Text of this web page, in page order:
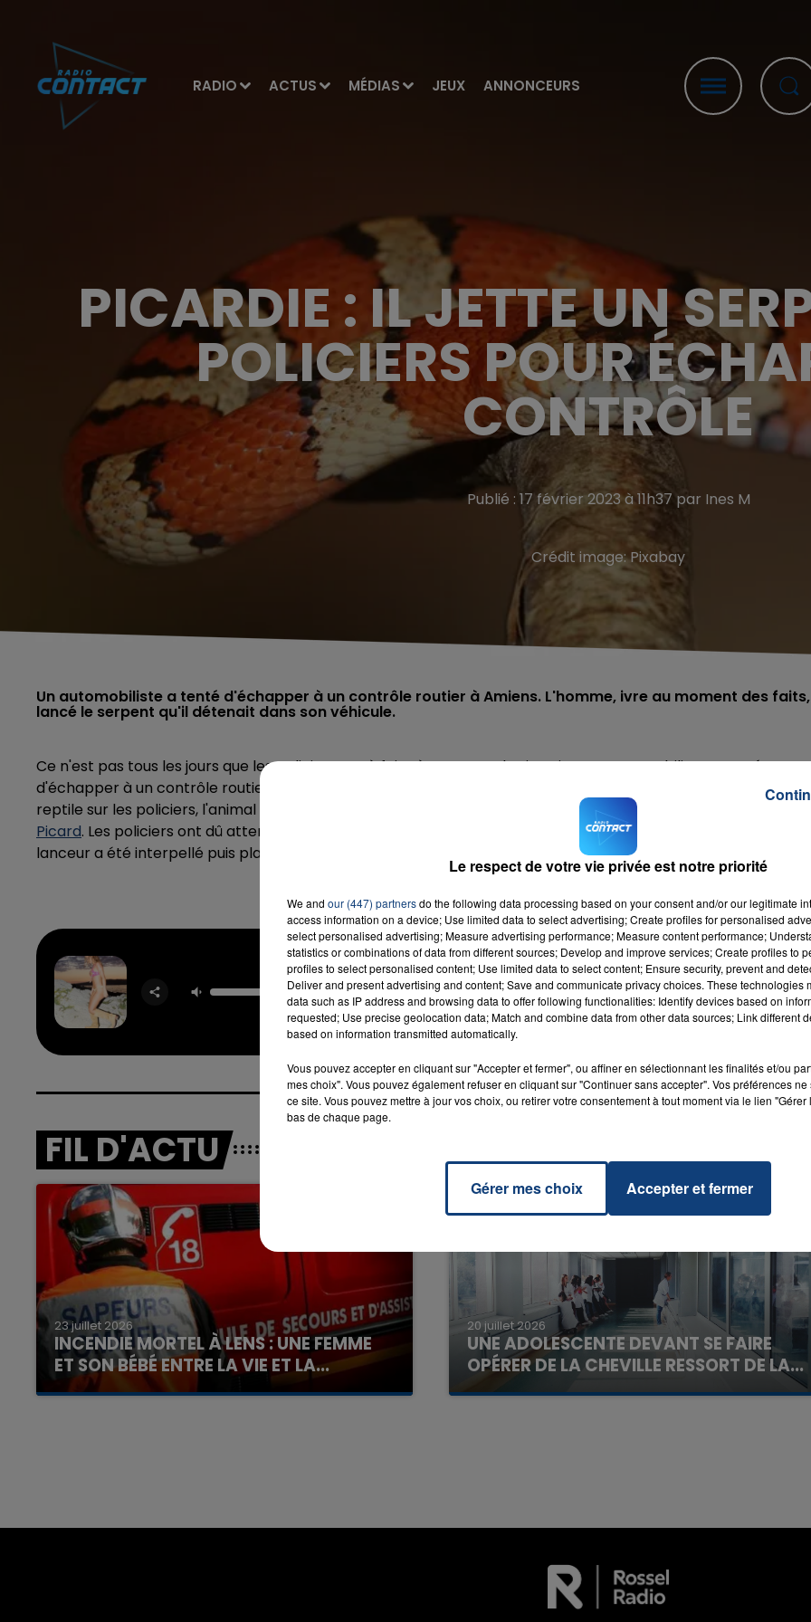
RADIO ACTUS MÉDIAS JEUX ANNONCEURS
PICARDIE : IL JETTE UN
POLICIERS POUR
CONTRÔLE
Publié : 17 février 2023 à 11h37 par Ines M
Crédit image:Pixabay
Un automobiliste a tenté d'échapper à un contrôle routier à Amiens. L'homme, ivre au moment des
lancé le serpent qu'il détenait dans son véhicule.
Ce n'est pas tous les jours que les policiers ont à faire à ce genre de situation. Un automobiliste a tenté
d'échapper à un contrôle routier, vendredi 10 février, route de Paris à Amiens. L'homme était ivre et a lancé
reptile sur les policiers, l'animal a atterri dans le véhicule des fonctionnaires, comme le
Picard. Les policiers ont dû attendre l’arrivée des pompiers pour accéder à leur véhicule. Le conducteur-
lanceur a été interpellé puis placé en garde à vue. On ne sait pas s'il y a eu poursuite judiciaire.
Sur La Piste
EVA
RADIO CONTACT
FIL D'ACTU
23 juillet 2026
INCENDIE MORTEL À LENS : UNE FEMME
ET SON BÉBÉ ENTRE LA VIE ET LA...
Un homme s'est immolé par le feu après avoir
20 juillet 2026
UNE ADOLESCENTE DEVANT SE FAIRE
OPÉRER DE LA CHEVILLE RESSORT DE LA...
La famille a porté plainte contre la clinique qui a
Le respect de votre vie privée est notre priorité
We and our (447) partnersdo the following data processing based on your consent and/or our legitimate
access information on a device; Use limited data to select advertising; Create profiles for personalised
select personalised advertising; Measure advertising performance; Measure content performance;
statistics or combinations of data from different sources; Develop and improve services; Create profiles to
profiles to select personalised content; Use limited data to select content; Ensure security, prevent and
Deliver and present advertising and content; Save and communicate privacy choices. These technologies
data such as IP address and browsing data to offer following functionalities: Identify devices based on
requested; Use precise geolocation data; Match and combine data from other data sources; Link different
based on information transmitted automatically.
Vous pouvez accepter en cliquant sur "Accepter et fermer", ou affiner en sélectionnant les finalités et/ou
mes choix". Vous pouvez également refuser en cliquant sur "Continuer sans accepter". Vos préférences
ce site. Vous pouvez mettre à jour vos choix, ou retirer votre consentement à tout moment via le lien
bas de chaque page.
Gérer mes choix Accepter et fermer